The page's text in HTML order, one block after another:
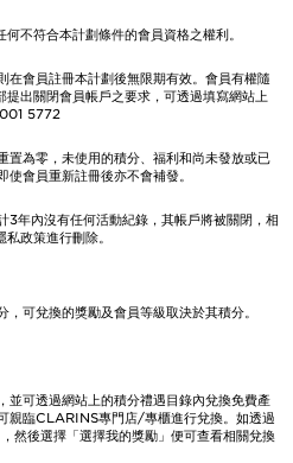
不符合本計劃條件的會員資格之權利。
在會員註冊本計劃後無限期有效。會員有權隨
出關閉會員帳戶之要求，可透過填寫網站上
5772
置為零，未使用的積分、福利和尚未發放或已
會員重新註冊後亦不會補發。
3年內沒有任何活動紀錄，其帳戶將被關閉，相
政策進行刪除。
可兌換的獎勵及會員等級取決於其積分。
並可透過網站上的積分禮遇目錄內兌換免費產
親臨CLARINS專門店/專櫃進行兌換。如透過
然後選擇「選擇我的獎勵」便可查看相關兌換